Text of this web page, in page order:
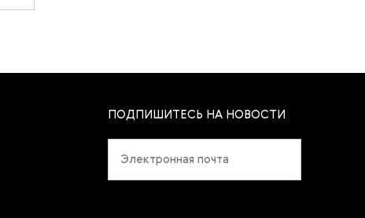
ПОДПИШИТЕСЬ НА НОВОСТИ